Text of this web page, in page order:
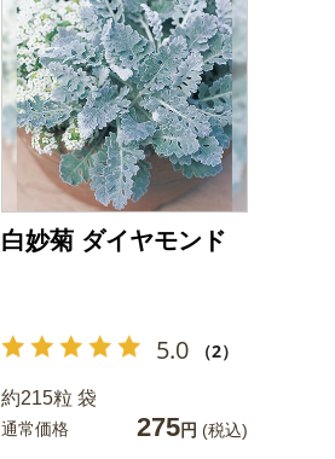
白妙菊 ダイヤモンド
5.0 （2）
約215粒 袋
通常価格 275円 (税込)